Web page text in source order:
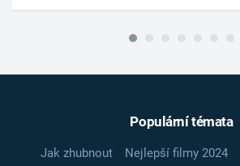
Populární témata
Jak zhubnout Nejlepší filmy 2024